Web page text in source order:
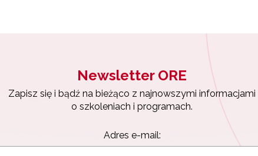
Newsletter ORE
Zapisz się i bądź na bieżąco z najnowszymi informacjami
o szkoleniach i programach.
Adres e-mail: